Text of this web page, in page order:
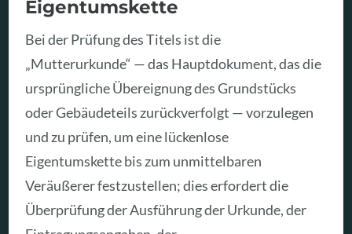
Eigentumskette
Bei der Prüfung des Titels ist die
„Mutterurkunde“ — das Hauptdokument, das die
ursprüngliche Übereignung des Grundstücks
oder Gebäudeteils zurückverfolgt — vorzulegen
und zu prüfen, um eine lückenlose
Eigentumskette bis zum unmittelbaren
Veräußerer festzustellen; dies erfordert die
Überprüfung der Ausführung der Urkunde, der